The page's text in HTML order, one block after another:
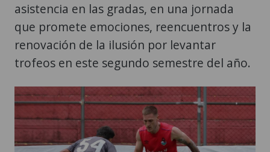
asistencia en las gradas, en una jornada
que promete emociones, reencuentros y la
renovación de la ilusión por levantar
trofeos en este segundo semestre del año.